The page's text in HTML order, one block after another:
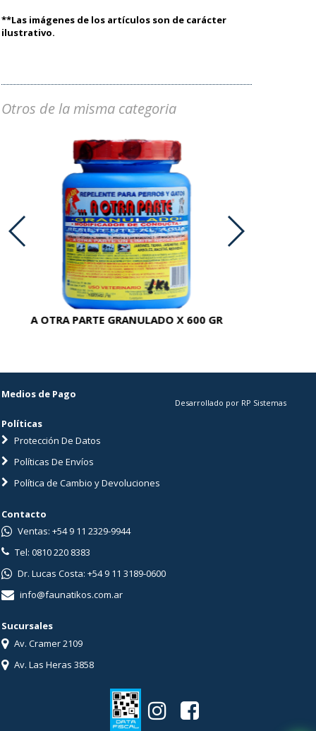
**Las imágenes de los artículos son de carácter
ilustrativo.
Otros de la misma categoria
A OTRA PARTE GRANULADO X 600 GR
Medios de Pago
Políticas
Protección De Datos
Políticas De Envíos
Política de Cambio y Devoluciones
Desarrollado por RP Sistemas
Contacto
Ventas: +54 9 11 2329-9944
Tel: 0810 220 8383
Dr. Lucas Costa: +54 9 11 3189-0600
info@faunatikos.com.ar
Sucursales
Av. Cramer 2109
Av. Las Heras 3858